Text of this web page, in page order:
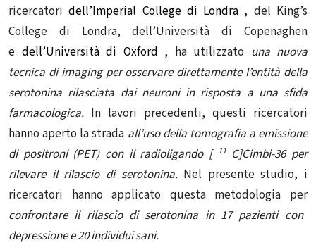
ricercatoridell’Imperial College di Londra , del King’s
College di Londra, dell’Università di Copenaghen
e dell’Università di Oxford , ha utilizzato una nuova
tecnica di imaging per osservare direttamente l’entità della
serotonina rilasciata dai neuroni in risposta a una sfida
farmacologica. In lavori precedenti, questi ricercatori
hanno aperto la strada all’uso della tomografia a emissione
di positroni (PET) con il radioligando [ 11C]Cimbi-36 per
rilevare il rilascio di serotonina.Nel presente studio, i
ricercatori hanno applicato questa metodologia per
confrontare il rilascio di serotonina in 17 pazienti con
depressione e 20 individui sani.